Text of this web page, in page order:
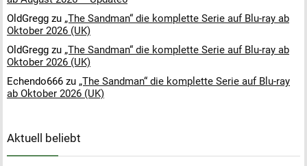
OldGregg zu „The Sandman“ die komplette Serie auf Blu-ray ab
Oktober 2026 (UK)
OldGregg zu „The Sandman“ die komplette Serie auf Blu-ray ab
Oktober 2026 (UK)
Echendo666 zu „The Sandman“ die komplette Serie auf Blu-ray
ab Oktober 2026 (UK)
Aktuell beliebt